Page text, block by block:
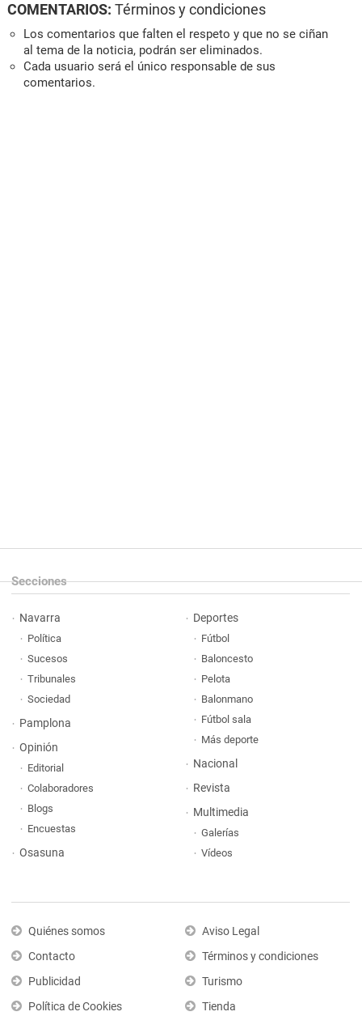
COMENTARIOS: Términos y condiciones
Los comentarios que falten el respeto y que no se ciñan
al tema de la noticia, podrán ser eliminados.
Cada usuario será el único responsable de sus
comentarios.
Secciones
Navarra
Política
Sucesos
Tribunales
Sociedad
Pamplona
Opinión
Editorial
Colaboradores
Blogs
Encuestas
Osasuna
Deportes
Fútbol
Baloncesto
Pelota
Balonmano
Fútbol sala
Más deporte
Nacional
Revista
Multimedia
Galerías
Vídeos
Quiénes somos
Contacto
Publicidad
Política de Cookies
Aviso Legal
Términos y condiciones
Turismo
Tienda